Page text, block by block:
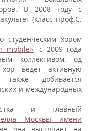
В 2008 году с
(класс проф.С.
студенческим хором
mobile», с 2009 года
коллективом. од
ведёт активную
добивается
и международных
и главный
Москвы имени
она выступает на